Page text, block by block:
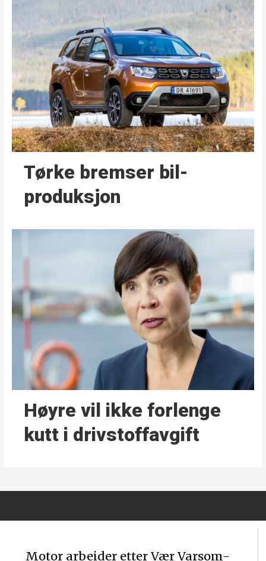
Tørke bremser bil­
produksjon
Høyre vil ikke forlenge
kutt i drivstoffavgift
Motor arbeider etter Vær Varsom-